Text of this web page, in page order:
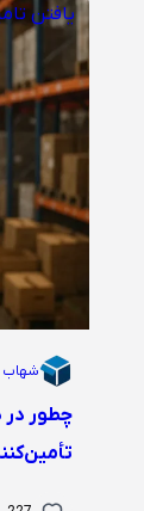
یافتن
شهاب
چطور